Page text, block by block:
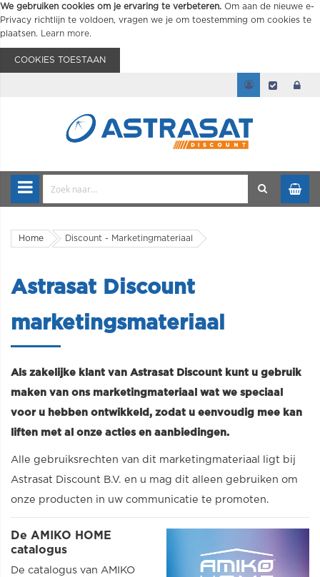
We gebruiken cookies om je ervaring te verbeteren. Om aan de nieuwe e-
Privacy richtlijn te voldoen, vragen we je om toestemming om cookies te
plaatsen.
Learn more.
COOKIES TOESTAAN
Home Discount - Marketingmateriaal
Astrasat Discount
marketingsmateriaal
Als zakelijke klant van Astrasat Discount kunt u gebruik
maken van ons marketingmateriaal wat we speciaal
voor u hebben ontwikkeld, zodat u eenvoudig mee kan
liften met al onze acties en aanbiedingen.
Alle gebruiksrechten van dit marketingmateriaal ligt bij
Astrasat Discount B.V. en u mag dit alleen gebruiken om
onze producten in uw communicatie te promoten.
De AMIKO HOME
catalogus
De catalogus van AMIKO